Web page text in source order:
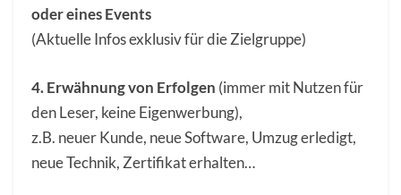
oder eines Events
(Aktuelle Infos exklusiv für die Zielgruppe)
4. Erwähnung von Erfolgen (immer mit Nutzen für
den Leser, keine Eigenwerbung),
z.B. neuer Kunde, neue Software, Umzug erledigt,
neue Technik, Zertifikat erhalten…